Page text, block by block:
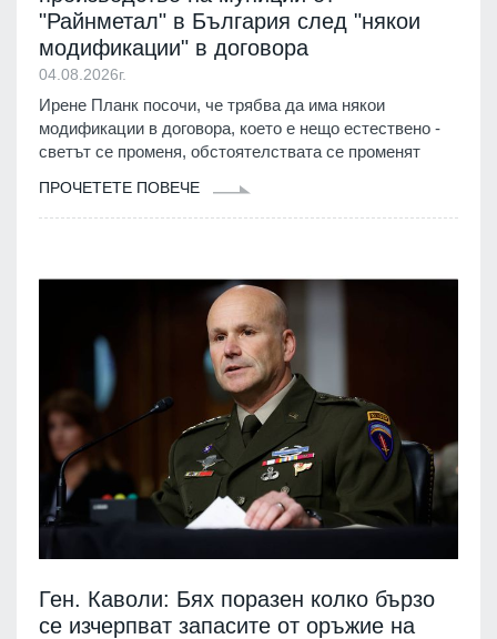
"Райнметал" в България след "някои
модификации" в договора
04.08.2026г.
Ирене Планк посочи, че трябва да има някои
модификации в договора, което е нещо естествено -
светът се променя, обстоятелствата се променят
ПРОЧЕТЕТЕ ПОВЕЧЕ
Ген. Каволи: Бях поразен колко бързо
се изчерпват запасите от оръжие на